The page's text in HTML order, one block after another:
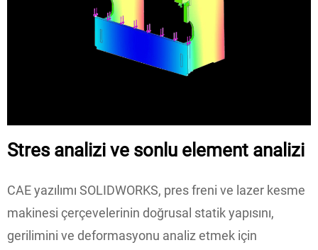
Stres analizi ve sonlu element analizi
CAE yazılımı SOLIDWORKS, pres freni ve lazer kesme
makinesi çerçevelerinin doğrusal statik yapısını,
gerilimini ve deformasyonu analiz etmek için